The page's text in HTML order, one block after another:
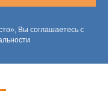
Вы соглашаетесь с